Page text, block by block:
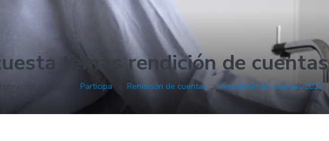
temas rendición de cuentas
pública Participa Rendición de cuentas
Rendición de cuentas 2017
de cuentas